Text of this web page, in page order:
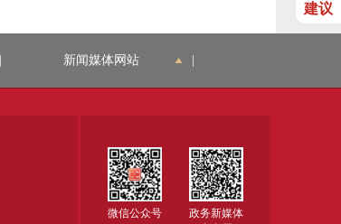
建议
新闻媒体网站
微信公众号
政务新媒体